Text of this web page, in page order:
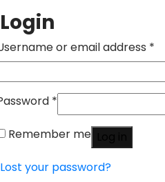
Login
or email address *
*
Remember me
Lost your password?